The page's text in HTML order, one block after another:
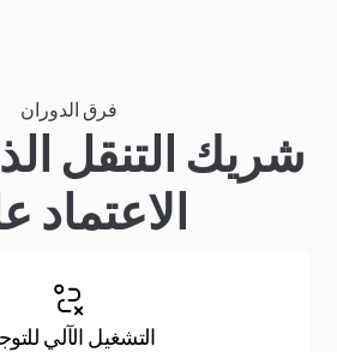
فرق الدوران
شريك التنقل
الاعتماد
التشغيل الآلي